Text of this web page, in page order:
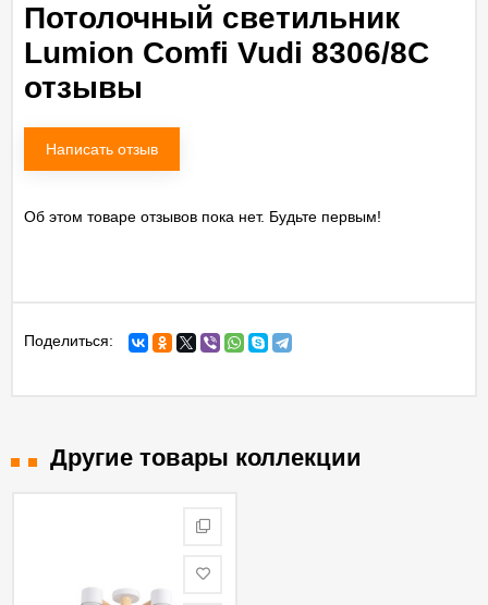
Потолочный светильник
Lumion Comfi Vudi 8306/8C
отзывы
Написать отзыв
Об этом товаре отзывов пока нет. Будьте первым!
Поделиться:
Другие товары коллекции